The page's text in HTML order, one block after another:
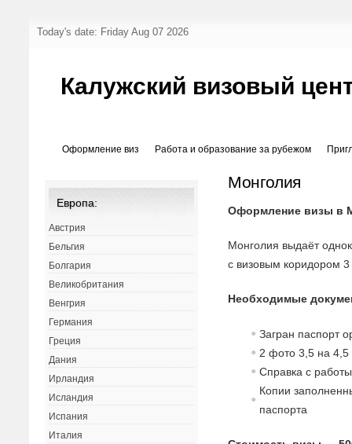
Today's date: Friday Aug 07 2026
Калужский визовый
Оформление виз Работа и образование за рубежом
Монголия
Оформление визы в
Монголия выдаёт
с визовым коридором
Необходимые
Загран паспорт
2 фото 3,5 на 4,5
Справка с работы
Копии
паспорта
Европа:
Австрия
Бельгия
Болгария
Великобритания
Венгрия
Германия
Греция
Дания
Ирландия
Исландия
Испания
Италия